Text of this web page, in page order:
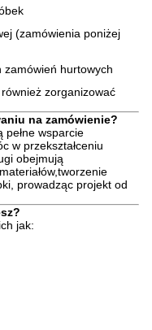
(zamówienia poniżej
zamówień hurtowych
zorganizować
na zamówienie?
pełne wsparcie
w przekształceniu
obejmują
prowadząc projekt od
jak: